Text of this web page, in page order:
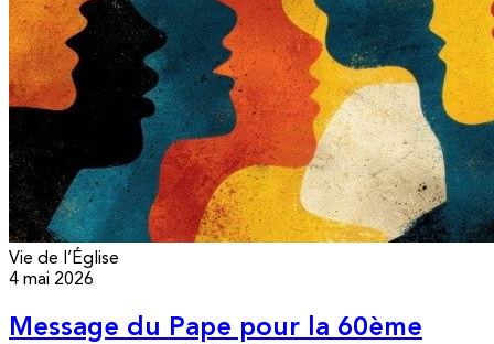
Vie de l’Église
4 mai 2026
Message du Pape pour la 60ème